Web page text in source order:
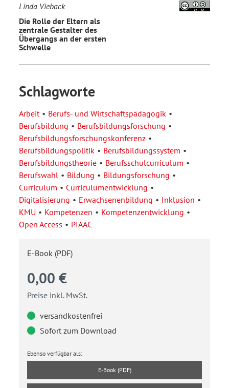
Linda Vieback
Die Rolle der Eltern als
zentrale Gestalter des
Übergangs an der ersten
Schwelle
Schlagworte
Arbeit
Berufs- und Wirtschaftspädagogik
Berufsbildung
Berufsbildungsforschung
Berufsbildungsforschungskonferenz
Berufsbildungspolitik
Berufsbildungssystem
Berufsbildungstheorie
Berufsschulcurriculum
Berufswahl
Bildung
Bildungsforschung
Curriculum
Curriculumentwicklung
Digitalisierung
Erwachsenenbildung
Inklusion
KMU
Kompetenzen
Kompetenzentwicklung
Open Access
PIAAC
E-Book (PDF)
0,00 €
Preise inkl. MwSt.
versandkostenfrei
Sofort zum Download
Ebenso verfügbar als:
E-Book (PDF)